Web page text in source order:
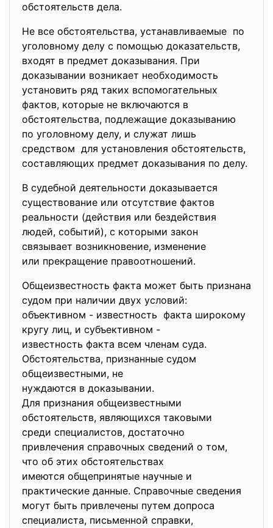
обстоятельств дела.
Не все обстоятельства, устанавливаемые по
уголовному делу с помощью доказательств,
входят в предмет доказывания. При
доказывании возникает необходимость
установить ряд таких вспомогательных
фактов, которые не включаются в
обстоятельства, подлежащие доказыванию
по уголовному делу, и служат лишь
средством для установления обстоятельств,
составляющих предмет доказывания по делу.
В судебной деятельности доказывается
существование или отсутствие фактов
реальности (действия или бездействия
людей, событий), с которыми закон
связывает возникновение, изменение
или прекращение правоотношений.
Общеизвестность факта может быть признана
судом при наличии двух условий:
объективном - известность факта широкому
кругу лиц, и субъективном -
известность факта всем членам суда.
Обстоятельства, признанные судом
общеизвестными, не
нуждаются в доказывании.
Для признания общеизвестными
обстоятельств, являющихся таковыми
среди специалистов, достаточно
привлечения справочных сведений о том,
что об этих обстоятельствах
имеются общепринятые научные и
практические данные. Справочные сведения
могут быть привлечены путем допроса
специалиста, письменной справки,